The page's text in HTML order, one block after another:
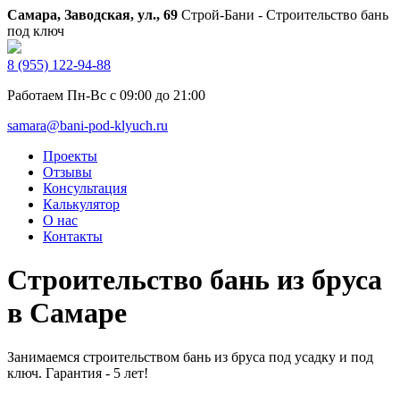
Самара, Заводская, ул., 69 Строй-Бани - Строительство бань
под ключ
8 (955) 122-94-88
Работаем Пн-Вс с 09:00 до 21:00
samara@bani-pod-klyuch.ru
Проекты
Отзывы
Консультация
Калькулятор
О нас
Контакты
Строительство бань из бруса
в Самаре
Занимаемся строительством бань из бруса под усадку и под
ключ. Гарантия - 5 лет!